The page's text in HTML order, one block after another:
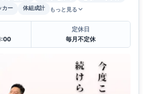
カー 体組成計 もっと見る
定休日
毎月不定休